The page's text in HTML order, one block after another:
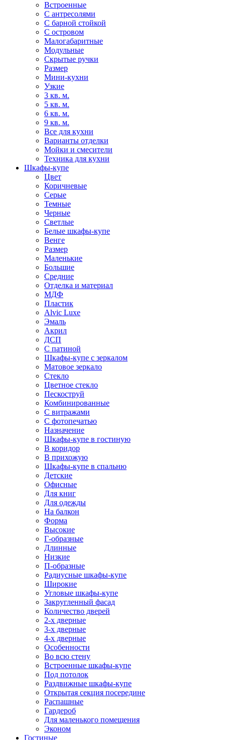
Встроенные
С антресолями
С барной стойкой
С островом
Малогабаритные
Модульные
Скрытые ручки
Размер
Мини-кухни
Узкие
3 кв. м.
5 кв. м.
6 кв. м.
9 кв. м.
Все для кухни
Варианты отделки
Мойки и смесители
Техника для кухни
Шкафы-купе
Цвет
Коричневые
Серые
Темные
Черные
Светлые
Белые шкафы-купе
Венге
Размер
Маленькие
Большие
Средние
Отделка и материал
МДФ
Пластик
Alvic Luxe
Эмаль
Акрил
ДСП
С патиной
Шкафы-купе с зеркалом
Матовое зеркало
Стекло
Цветное стекло
Пескоструй
Комбинированные
С витражами
С фотопечатью
Назначение
Шкафы-купе в гостиную
В коридор
В прихожую
Шкафы-купе в спальню
Детские
Офисные
Для книг
Для одежды
На балкон
Форма
Высокие
Г-образные
Длинные
Низкие
П-образные
Радиусные шкафы-купе
Широкие
Угловые шкафы-купе
Закругленный фасад
Количество дверей
2-х дверные
3-х дверные
4-х дверные
Особенности
Во всю стену
Встроенные шкафы-купе
Под потолок
Раздвижные шкафы-купе
Открытая секция посередине
Распашные
Гардероб
Для маленького помещения
Эконом
Гостиные